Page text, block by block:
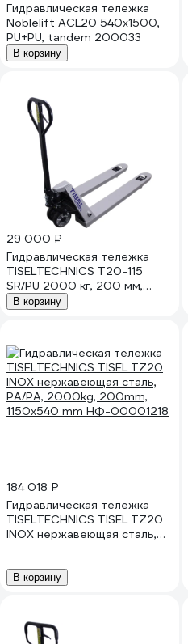
Гидравлическая тележка
Noblelift ACL20 540x1500,
PU+PU, tandem 200033
В корзину
29 000 ₽
Гидравлическая тележка
TISELTECHNICS T20-115
SR/PU 2000 кг, 200 мм,
1150x550 мм
НФ-00000807
В корзину
184 018 ₽
Гидравлическая тележка
TISELTECHNICS TISEL TZ20
INOX нержавеющая сталь,
В корзину